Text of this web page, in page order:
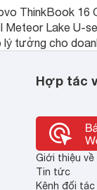
ThinkBook 16
Meteor Lake U-
lý tưởng cho
là người dùng cá
một thiết bị đáng
Hợp tác
Giới thiệu về
Tin tức
Kênh đối tác